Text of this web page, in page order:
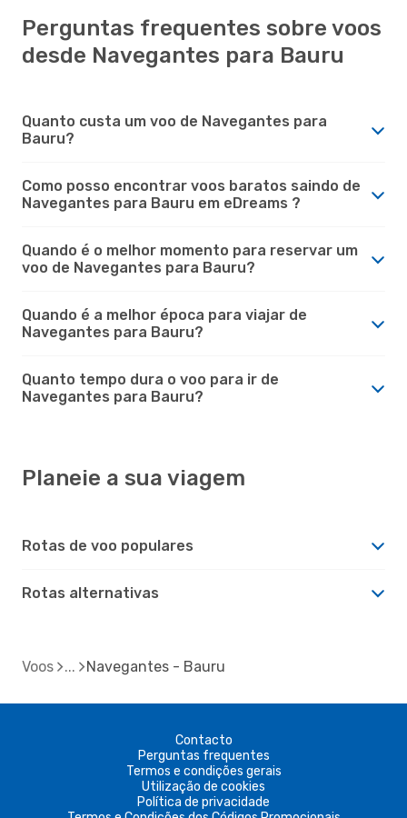
Perguntas frequentes sobre voos
desde Navegantes para Bauru
Quanto custa um voo de Navegantes para
Bauru?
Como posso encontrar voos baratos saindo de
Navegantes para Bauru em eDreams ?
Quando é o melhor momento para reservar um
voo de Navegantes para Bauru?
Quando é a melhor época para viajar de
Navegantes para Bauru?
Quanto tempo dura o voo para ir de
Navegantes para Bauru?
Planeie a sua viagem
Rotas de voo populares
Rotas alternativas
Voos Navegantes - Bauru
Contacto
Perguntas frequentes
Termos e condições gerais
Utilização de cookies
Política de privacidade